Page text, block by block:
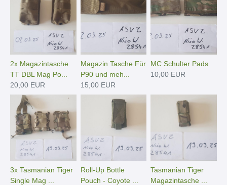
2x Magazintasche
TT DBL Mag Po...
20,00 EUR
Magazin Tasche Für
P90 und meh...
15,00 EUR
MC Schulter Pads
10,00 EUR
3x Tasmanian Tiger
Single Mag ...
Roll-Up Bottle
Pouch - Coyote ...
Tasmanian Tiger
Magazintasche ...